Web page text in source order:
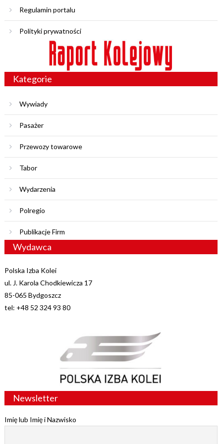
Regulamin portalu
Polityki prywatności
Kategorie
Wywiady
Pasażer
Przewozy towarowe
Tabor
Wydarzenia
Polregio
Publikacje Firm
Wydawca
Polska Izba Kolei
ul. J. Karola Chodkiewicza 17
85-065 Bydgoszcz
tel: +48 52 324 93 80
Newsletter
Imię lub Imię i Nazwisko